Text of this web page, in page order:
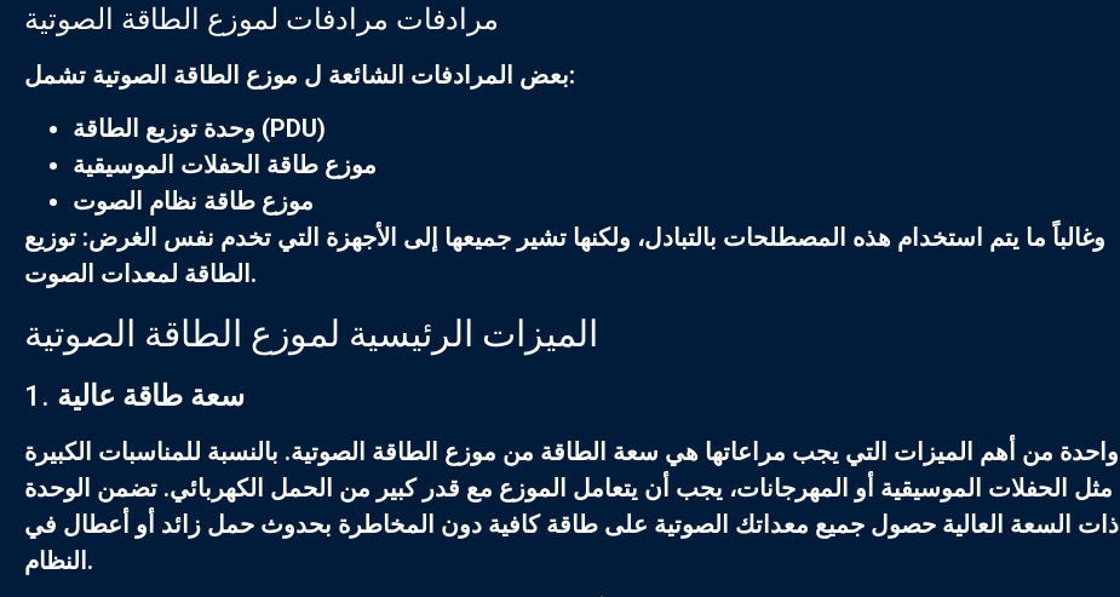
مرادفات مرادفات لموزع الطاقة الصوتية
بعض المرادفات الشائعة ل موزع الطاقة الصوتية
تشمل:
وحدة توزيع الطاقة (PDU)
موزع طاقة الحفلات الموسيقية
موزع طاقة نظام الصوت
وغالباً ما يتم استخدام هذه المصطلحات بالتبادل، ولكنها تشير جميعها إلى الأجهزة التي تخدم نفس الغرض: توزيع
الطاقة لمعدات الصوت.
الميزات الرئيسية لموزع الطاقة الصوتية
1. سعة طاقة عالية
واحدة من أهم الميزات التي يجب مراعاتها هي سعة الطاقة من موزع الطاقة الصوتية. بالنسبة للمناسبات الكبيرة
مثل الحفلات الموسيقية أو المهرجانات، يجب أن يتعامل الموزع مع قدر كبير من الحمل الكهربائي. تضمن الوحدة
ذات السعة العالية حصول جميع معداتك الصوتية على طاقة كافية دون المخاطرة بحدوث حمل زائد أو أعطال في
النظام.